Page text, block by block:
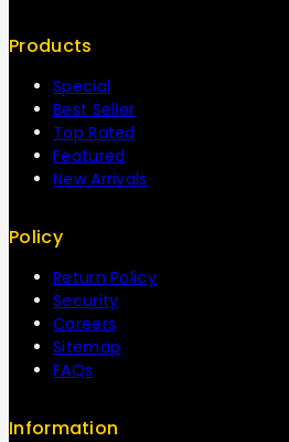
Products
Special
Best Seller
Top Rated
Featured
New Arrivals
Policy
Return Policy
Security
Careers
Sitemap
FAQs
Information